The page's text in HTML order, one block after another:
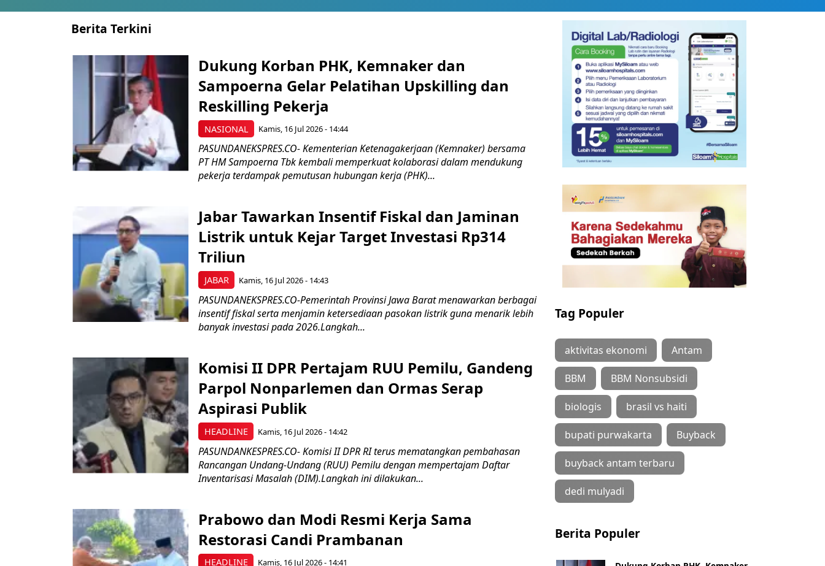
Berita Terkini
NASIONAL
Dukung Korban PHK, Kemnaker dan
Sampoerna Gelar Pelatihan Upskilling dan
Reskilling Pekerja
Kamis, 16 Jul 2026 - 14:44
PASUNDANEKSPRES.CO- Kementerian Ketenagakerjaan (Kemnaker) bersama
PT HM Sampoerna Tbk kembali memperkuat kolaborasi dalam mendukung
pekerja terdampak pemutusan hubungan kerja (PHK)...
JABAR
Jabar Tawarkan Insentif Fiskal dan Jaminan
Listrik untuk Kejar Target Investasi Rp314
Triliun
Kamis, 16 Jul 2026 - 14:43
PASUNDANEKSPRES.CO-Pemerintah Provinsi Jawa Barat menawarkan berbagai
insentif fiskal serta menjamin ketersediaan pasokan listrik guna menarik lebih
banyak investasi pada 2026.Langkah...
HEADLINE
Komisi II DPR Pertajam RUU Pemilu, Gandeng
Parpol Nonparlemen dan Ormas Serap
Aspirasi Publik
Kamis, 16 Jul 2026 - 14:42
PASUNDANKESPRES.CO- Komisi II DPR RI terus mematangkan pembahasan
Rancangan Undang-Undang (RUU) Pemilu dengan mempertajam Daftar
Inventarisasi Masalah (DIM).Langkah ini dilakukan...
HEADLINE
Prabowo dan Modi Resmi Kerja Sama
Restorasi Candi Prambanan
Kamis, 16 Jul 2026 - 14:41
Tag Populer
aktivitas ekonomi Antam
BBM BBM Nonsubsidi
biologis brasil vs haiti
bupati purwakarta Buyback
buyback antam terbaru
dedi mulyadi
Berita Populer